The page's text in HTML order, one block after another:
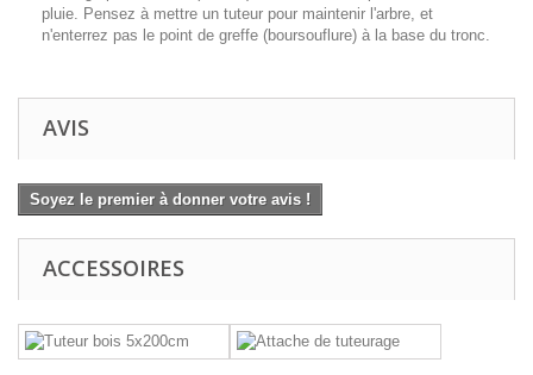
pluie. Pensez à mettre un tuteur pour maintenir l'arbre, et
n'enterrez pas le point de greffe (boursouflure) à la base du tronc.
AVIS
Soyez le premier à donner votre avis !
ACCESSOIRES